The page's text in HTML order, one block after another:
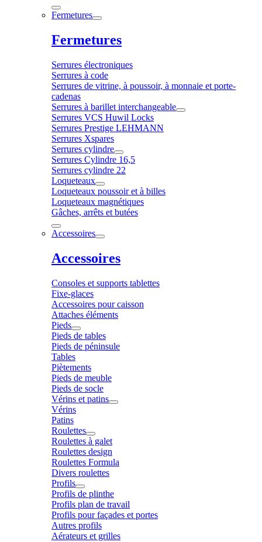
Fermetures
Fermetures
Serrures électroniques
Serrures à code
Serrures de vitrine, à poussoir, à monnaie et porte-
cadenas
Serrures à barillet interchangeable
Serrures VCS Huwil Locks
Serrures Prestige LEHMANN
Serrures Xspares
Serrures cylindre
Serrures Cylindre 16,5
Serrures cylindre 22
Loqueteaux
Loqueteaux poussoir et à billes
Loqueteaux magnétiques
Gâches, arrêts et butées
Accessoires
Accessoires
Consoles et supports tablettes
Fixe-glaces
Accessoires pour caisson
Attaches éléments
Pieds
Pieds de tables
Pieds de péninsule
Tables
Piètements
Pieds de meuble
Pieds de socle
Vérins et patins
Vérins
Patins
Roulettes
Roulettes à galet
Roulettes design
Roulettes Formula
Divers roulettes
Profils
Profils de plinthe
Profils plan de travail
Profils pour façades et portes
Autres profils
Aérateurs et grilles